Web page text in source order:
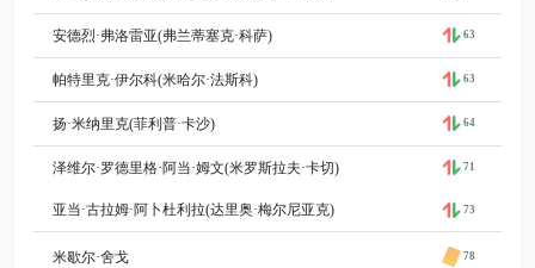
安德烈·弗洛雷亚(弗兰蒂塞克·科萨) 63
帕特里克·伊尔科(米哈尔·法斯科) 63
扬·米纳里克(菲利普·卡沙) 64
泽维尔·罗德里格·阿当·姆文(米罗斯拉夫·卡切) 71
亚当·古拉姆·阿卜杜利拉(达里奥·梅尔尼亚克) 73
米歇尔·舍戈 78